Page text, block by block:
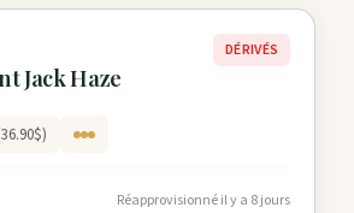
Jack Haze
DÉRIVÉS
Réapprovisionné il y a 8 jours